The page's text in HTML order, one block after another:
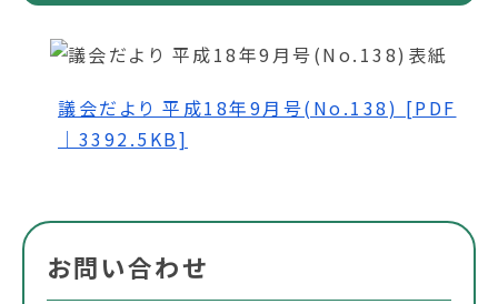
議会だより 平成18年9月号(No.138) [PDF
｜3392.5KB]
お問い合わせ